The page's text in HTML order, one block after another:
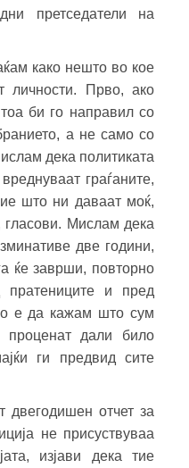
претседатели на
како нешто во кое
личности. Прво, ако
би го направил со
а не само со
дека политиката
граѓаните,
што ни даваат моќ,
гласови. Мислам дека
две години,
ќе заврши, повторно
пратениците и пред
е да кажам што сум
проценат дали било
ги предвид сите
двегодишен отчет за
не присуствуваа
изјави дека тие